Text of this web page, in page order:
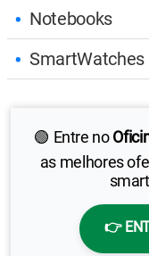
Notebooks
SmartWatches
🟢 Entre no
as melhores
👉